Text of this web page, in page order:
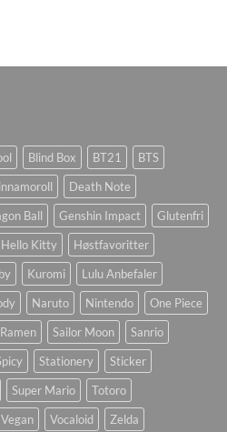
Blind Box BT21
BTS
Death Note
Ball Genshin Impact
Glutenfri
Hello Kitty
Høstfavoritter
Kuromi
Lulu Anbefaler
Naruto Nintendo
One Piece
Ramen Sailor Moon
Sanrio
Stationery
Sticker
Super Mario
Totoro
Vegan Vocaloid Zelda